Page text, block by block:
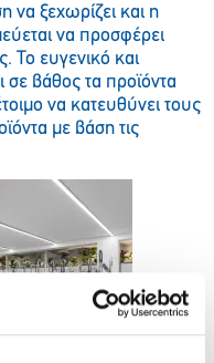
να ξεχωρίζει και η
να προσφέρει
Το ευγενικό και
σε βάθος τα προϊόντα
να κατευθύνει τους
με βάση τις